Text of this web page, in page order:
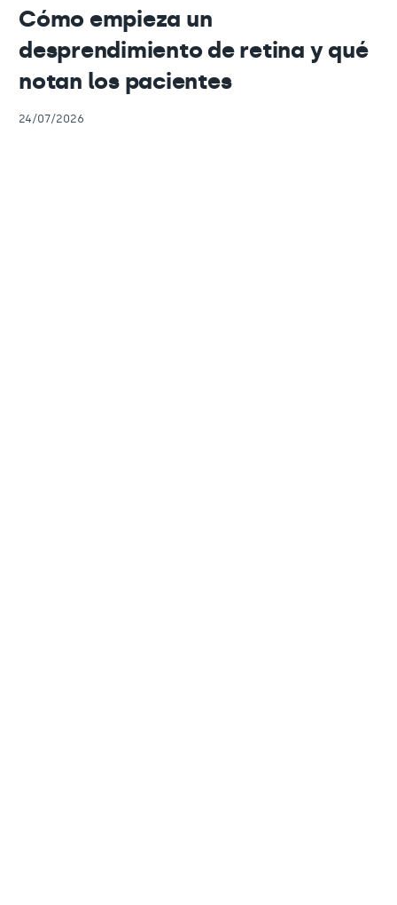
Cómo empieza un
desprendimiento de retina y qué
notan los pacientes
24/07/2026